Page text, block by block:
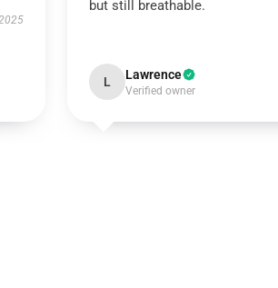
but still breathable.
L Lawrence
Verified owner